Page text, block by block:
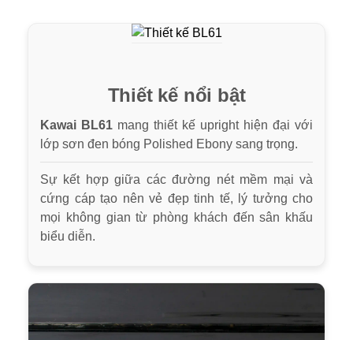
Thiết kế nổi bật
Kawai BL61 mang thiết kế upright hiện đại với
lớp sơn đen bóng Polished Ebony sang trọng.
Sự kết hợp giữa các đường nét mềm mại và
cứng cáp tạo nên vẻ đẹp tinh tế, lý tưởng cho
mọi không gian từ phòng khách đến sân khấu
biểu diễn.